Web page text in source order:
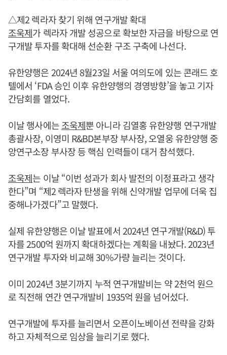
△제2 렉라자 찾기 위해 연구개발 확대
조욱제가 렉라자 개발 성공으로 확보한 자금을 바탕으로 연
구개발 투자를 확대해 선순환 구조 구축에 나선다.
유한양행은 2024년 8월23일 서울 여의도에 있는 콘래드 호
텔에서 ‘FDA 승인 이후 유한양행의 경영방향’을 놓고 기자
간담회를 열었다.
이날 행사에는조욱제뿐 아니라 김열홍 유한양행 연구개발
총괄사장, 이영미 R&BD본부장 부사장, 오열웅 유한양행 중
앙연구소장 부사장 등 핵심 인력들이 대거 참석했다.
조욱제는 이날 “이번 성과가 회사 발전의 이정표라고 생각
한다”며 “제2 렉라자 탄생을 위해 신약개발 업무에 더욱 집
중해나가겠다”고 말했다.
실제 유한양행은 이날 발표에서 2024년 연구개발(R&D) 투
자를 2500억 원까지 확대하겠다는 계획을 내놨다. 2023년
연구개발 투자와 비교해 30%가량 늘리는 것이다.
이미 2024년 3분기까지 누적 연구개발비는 약 2천억 원으
로 직전해 연간 연구개발비 1935억 원을 넘어섰다.
연구개발에 투자를 늘리면서 오픈이노베이션 전략을 강화
하고 자체적으로 임상을 늘리기로 했다.